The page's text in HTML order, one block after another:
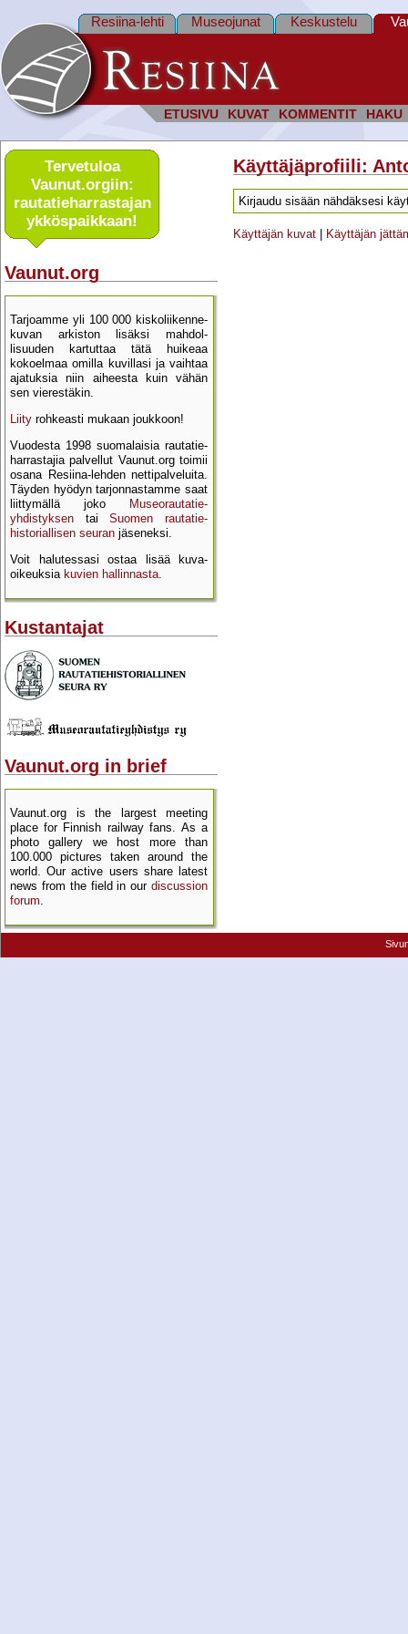
ETUSIVU KUVAT KOMMENTIT HAKU
Resiina-lehti Museojunat Keskustelu
Tervetuloa
Vaunut.orgiin:
rautatie­harrastajan
ykkös­paikkaan!
Vaunut.org
Tarjoamme yli 100 000 kisko­liikenne­
kuvan arkiston lisäksi mahdol­
lisuuden kartu­ttaa tätä huikeaa
kokoelmaa omilla kuvillasi ja vaihtaa
ajatuksia niin aiheesta kuin vähän
sen vierestäkin.
Liity rohkeasti mukaan joukkoon!
Vuodesta 1998 suomalaisia rautatie­
harrastajia palvellut Vaunut.org toimii
osana Resiina-lehden netti­palveluita.
Täyden hyödyn tarjon­nastamme saat
liittymällä joko
Museo­rautatie­
yhdistyksen tai Suomen rautatie­
historial­lisen seuran jäseneksi.
Voit halutessasi ostaa lisää kuva­
oikeuksia kuvien hallinnasta.
Kustantajat
Vaunut.org in brief
Vaunut.org is the largest meeting
place for Finnish railway fans. As a
photo gallery we host more than
100.000 pictures taken around the
world. Our active users share latest
news from the field in our discussion
forum
Käyttäjäprofiili:
Kirjaudu sisään nähdäksesi
Käyttäjän kuvat Käyttäjän